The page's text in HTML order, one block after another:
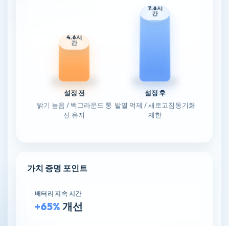
4.6시
간
설정 전
밝기 높음 / 백그라운드 통
신 유지
7.6시
간
설정 후
발열 억제 / 새로고침·동기화
제한
가치 증명 포인트
배터리 지속 시간
+65% 개선